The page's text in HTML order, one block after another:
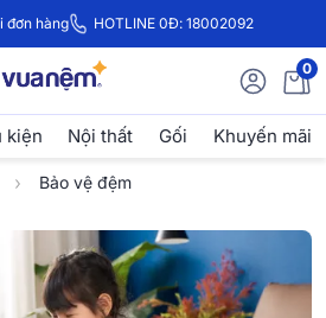
đơn hàng HOTLINE 0Đ: 18002092
0
kiện Nội thất Gối Khuyến mãi
Bảo vệ đệm